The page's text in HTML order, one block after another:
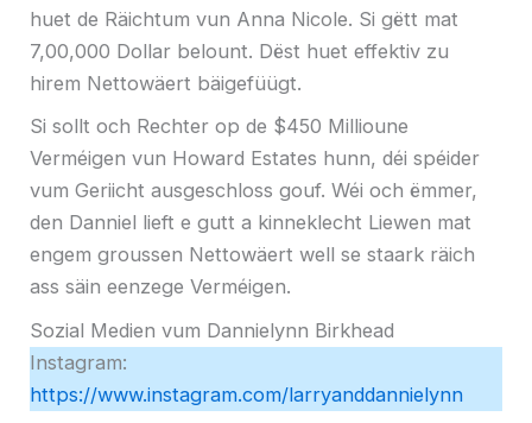
huet de Räichtum vun Anna Nicole. Si gëtt mat
7,00,000 Dollar belount. Dëst huet effektiv zu
hirem Nettowäert bäigefüügt.
Si sollt och Rechter op de $450 Millioune
Verméigen vun Howard Estates hunn, déi spéider
vum Geriicht ausgeschloss gouf. Wéi och ëmmer,
den Danniel lieft e gutt a kinneklecht Liewen mat
engem groussen Nettowäert well se staark räich
ass säin eenzege Verméigen.
Sozial Medien vum Dannielynn Birkhead
Instagram:
https://www.instagram.com/larryanddannielynn